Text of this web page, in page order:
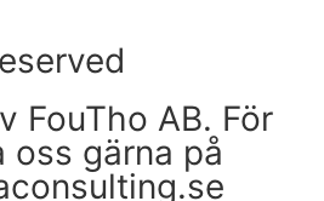
FouTho AB. För
oss gärna på